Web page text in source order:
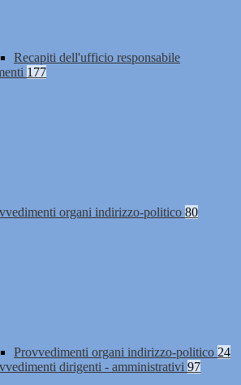
Recapiti dell'ufficio responsabile
177
organi indirizzo-politico 80
Provvedimenti organi indirizzo-politico 24
dirigenti - amministrativi 97